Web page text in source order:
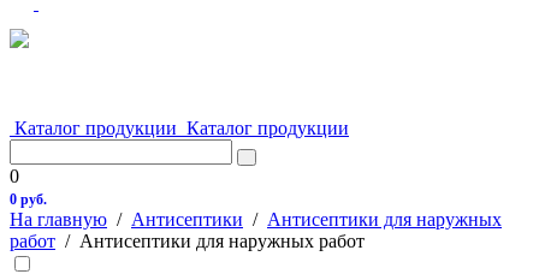
Каталог продукции Каталог продукции
0
0 руб.
На главную / Антисептики / Антисептики для наружных
работ / Антисептики для наружных работ